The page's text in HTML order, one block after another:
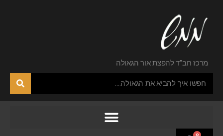
מרכז חב"ד להפצת אור הגאולה
0